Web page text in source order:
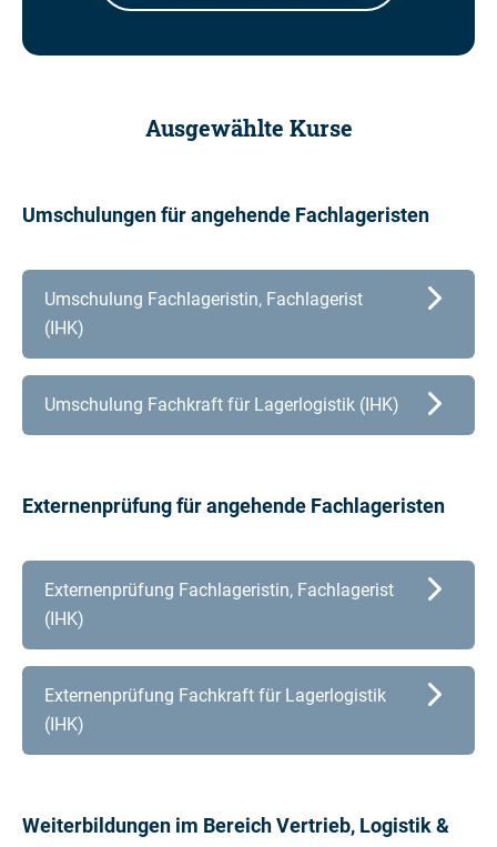
Ausgewählte Kurse
Umschulungen für angehende Fachlageristen
Umschulung Fachlageristin, Fachlagerist
(IHK)
Umschulung Fachkraft für Lagerlogistik (IHK)
Externenprüfung für angehende Fachlageristen
Externenprüfung Fachlageristin, Fachlagerist
(IHK)
Externenprüfung Fachkraft für Lagerlogistik
(IHK)
Weiterbildungen im Bereich Vertrieb, Logistik &